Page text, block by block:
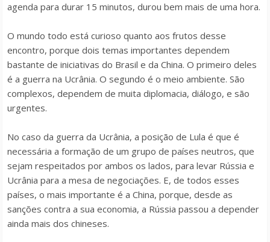
agenda para durar 15 minutos, durou bem mais de uma hora.
O mundo todo está curioso quanto aos frutos desse
encontro, porque dois temas importantes dependem
bastante de iniciativas do Brasil e da China. O primeiro deles
é a guerra na Ucrânia. O segundo é o meio ambiente. São
complexos, dependem de muita diplomacia, diálogo, e são
urgentes.
No caso da guerra da Ucrânia, a posição de Lula é que é
necessária a formação de um grupo de países neutros, que
sejam respeitados por ambos os lados, para levar Rússia e
Ucrânia para a mesa de negociações. E, de todos esses
países, o mais importante é a China, porque, desde as
sanções contra a sua economia, a Rússia passou a depender
ainda mais dos chineses.